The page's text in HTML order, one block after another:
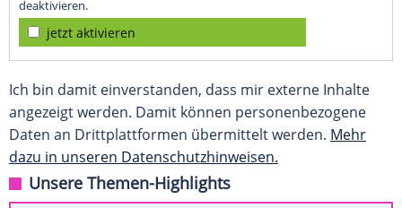
deaktivieren.
jetzt aktivieren
Ich bin damit einverstanden, dass mir externe Inhalte
angezeigt werden. Damit können personenbezogene
Daten an Drittplattformen übermittelt werden. Mehr
dazu in unseren Datenschutzhinweisen.
Unsere Themen-Highlights